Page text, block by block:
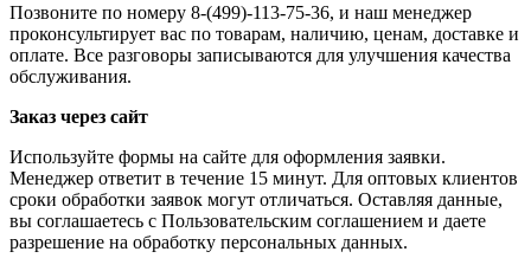
Позвоните по номеру 8-(499)-113-75-36, и наш менеджер
проконсультирует вас по товарам, наличию, ценам, доставке и
оплате. Все разговоры записываются для улучшения качества
обслуживания.
Заказ через сайт
Используйте формы на сайте для оформления заявки.
Менеджер ответит в течение 15 минут. Для оптовых клиентов
сроки обработки заявок могут отличаться. Оставляя данные,
вы соглашаетесь с Пользовательским соглашением и даете
разрешение на обработку персональных данных.